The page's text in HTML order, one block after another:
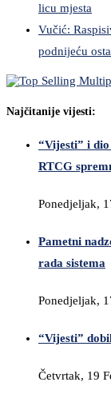
licu mjesta
Vučić:
podnijeću
Najčitanije vijesti:
“Vijesti” i
RTCG
Ponedjeljak,
Pametni
rada sistema
Ponedjeljak,
“Vijesti”
Četvrtak, 19